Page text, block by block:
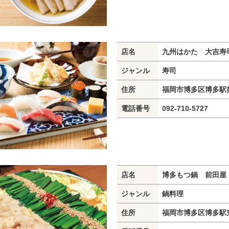
店名 九州はかた 大吉
ジャンル 寿司
住所 福岡市博多区博多
電話番号 092-710-5727
店名 博多もつ鍋 前田
ジャンル 鍋料理
住所 福岡市博多区博多駅